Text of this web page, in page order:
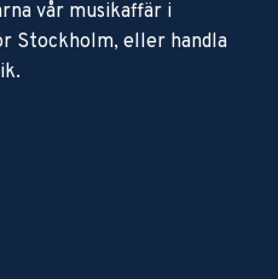
vår musikaffär i
Stockholm, eller handla